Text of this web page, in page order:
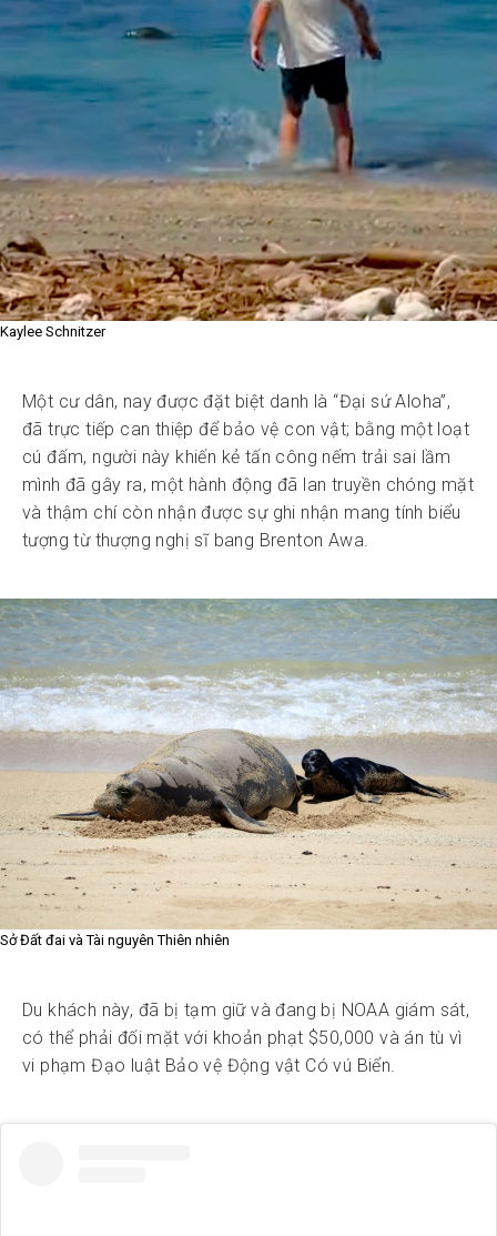
Kaylee Schnitzer
Một cư dân, nay được đặt biệt danh là “Đại sứ Aloha”,
đã trực tiếp can thiệp để bảo vệ con vật; bằng một loạt
cú đấm, người này khiến kẻ tấn công nếm trải sai lầm
mình đã gây ra, một hành động đã lan truyền chóng mặt
và thậm chí còn nhận được sự ghi nhận mang tính biểu
tượng từ thượng nghị sĩ bang Brenton Awa.
Sở Đất đai và Tài nguyên Thiên nhiên
Du khách này, đã bị tạm giữ và đang bị NOAA giám sát,
có thể phải đối mặt với khoản phạt $50,000 và án tù vì
vi phạm Đạo luật Bảo vệ Động vật Có vú Biển.